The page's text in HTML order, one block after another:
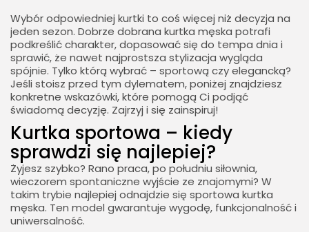
Wybór odpowiedniej kurtki to coś więcej niż decyzja na
jeden sezon. Dobrze dobrana kurtka męska potrafi
podkreślić charakter, dopasować się do tempa dnia i
sprawić, że nawet najprostsza stylizacja wygląda
spójnie. Tylko którą wybrać – sportową czy elegancką?
Jeśli stoisz przed tym dylematem, poniżej znajdziesz
konkretne wskazówki, które pomogą Ci podjąć
świadomą decyzję. Zajrzyj i się zainspiruj!
Kurtka sportowa – kiedy
sprawdzi się najlepiej?
Żyjesz szybko? Rano praca, po południu siłownia,
wieczorem spontaniczne wyjście ze znajomymi? W
takim trybie najlepiej odnajdzie się sportowa kurtka
męska. Ten model gwarantuje wygodę, funkcjonalność i
uniwersalność.